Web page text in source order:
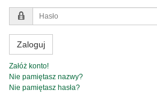
Hasło
Zaloguj
Załóż konto!
Nie pamiętasz nazwy?
Nie pamiętasz hasła?